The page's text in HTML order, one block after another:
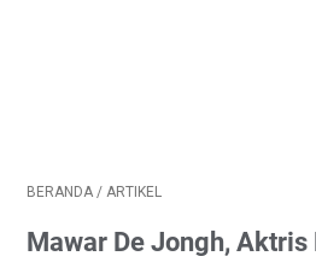
BERANDA / ARTIKEL
Mawar De Jongh, Aktris